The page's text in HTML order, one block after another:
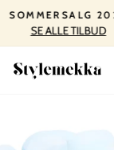
Pause
SOMMERSALG
SE ALLE TILBUD